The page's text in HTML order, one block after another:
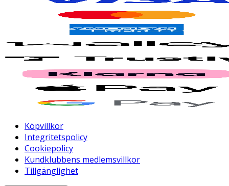
Köpvillkor
Integritetspolicy
Cookiepolicy
Kundklubbens medlemsvillkor
Tillgänglighet